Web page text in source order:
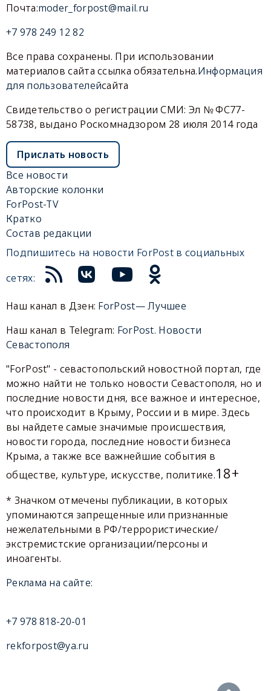
Почта:moder_forpost@mail.ru
+7 978 249 12 82
Все права сохранены. При использовании
материалов сайта ссылка обязательна.Информация
для пользователейсайта
Свидетельство о регистрации СМИ: Эл № ФС77-
58738, выдано Роскомнадзором 28 июля 2014 года
Прислать новость
Все новости
Авторские колонки
ForPost-TV
Кратко
Состав редакции
Подпишитесь на новости ForPost в социальных
сетях:
Наш канал в Дзен: ForPost— Лучшее
Наш канал в Telegram: ForPost. Новости
Севастополя
"ForPost" - севастопольский новостной портал, где
можно найти не только новости Севастополя, но и
последние новости дня, все важное и интересное,
что происходит в Крыму, России и в мире. Здесь
вы найдете самые значимые происшествия,
новости города, последние новости бизнеса
Крыма, а также все важнейшие события в
обществе, культуре, искусстве, политике.18+
* Значком отмечены публикации, в которых
упоминаются запрещенные или признанные
нежелательными в РФ/террористические/
экстремистские организации/персоны и
иноагенты.
Реклама на сайте:
+7 978 818-20-01
rekforpost@ya.ru